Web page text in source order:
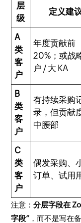
层
级
定义建
A
类
客
户
年度贡献前
20%；或战
户 / 大 KA
B
类
客
户
有持续采购
录，但贡献
中腰部
C
类
客
户
偶发采购、
订单、试用
注意：分层字段在
字段” ，而不是写在